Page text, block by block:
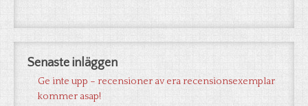
Senaste inläggen
Ge inte upp – recensioner av era recensionsexemplar
kommer asap!